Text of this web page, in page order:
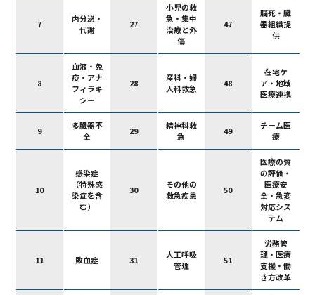
7
内分泌・
代謝
27
小児の救
急・集中
治療と外
傷
47
脳死・臓
器組織提
供
8
血液・免
疫・アナ
フィラキ
シー
28
産科・婦
人科救急
48
在宅ケ
ア・地域
医療連携
9
多臓器不
全
29
精神科救
急
49
チーム医
療
10
感染症
（特殊感
染症を含
む）
30
その他の
救急疾患
50
医療の質
の評価・
医療安
全・急変
対応シス
テム
11 敗血症 31
人工呼吸
管理
51
労務管
理・医療
支援・働
き方改革